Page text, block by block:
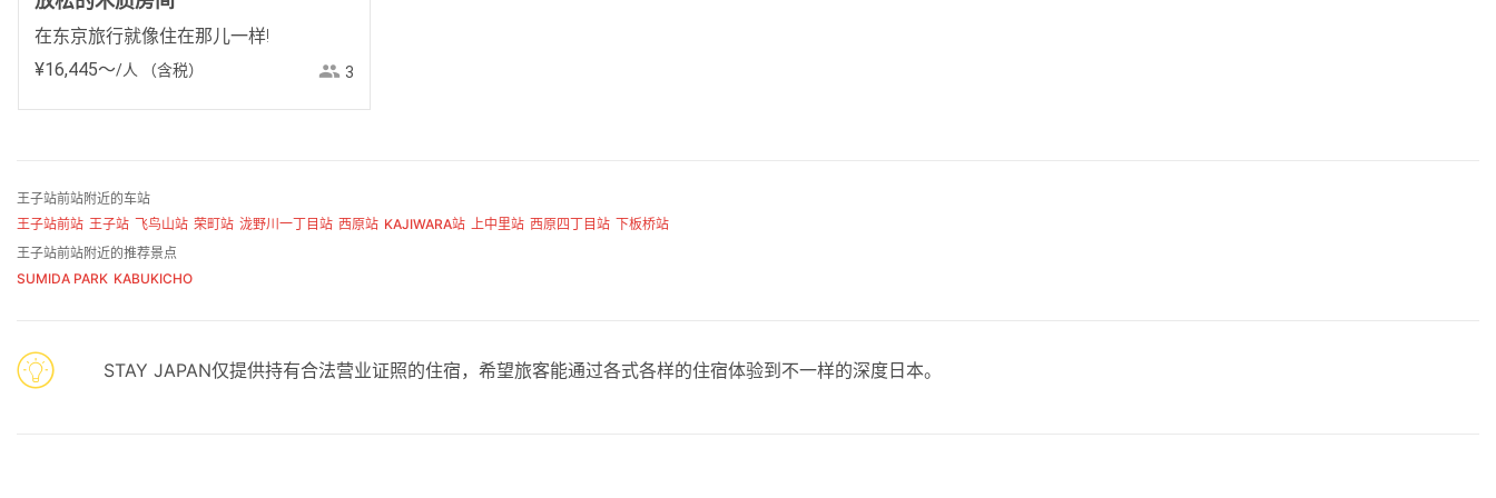
在东京旅行就像住在那儿一样!
¥16,445〜/人 （含税） 3
王子站前站附近的车站
王子站前站 王子站 飞鸟山站 荣町站 泷野川一丁目站 西原站 KAJIWARA站 上中里站 西原四丁目站 下板桥站
王子站前站附近的推荐景点
SUMIDA PARK KABUKICHO
STAY JAPAN仅提供持有合法营业证照的住宿，希望旅客能通过各式各样的住宿体验到不一样的深度日本。